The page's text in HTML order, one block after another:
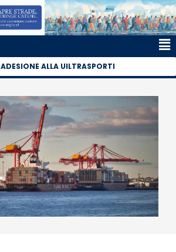
ADESIONE ALLA UILTRASPORTI